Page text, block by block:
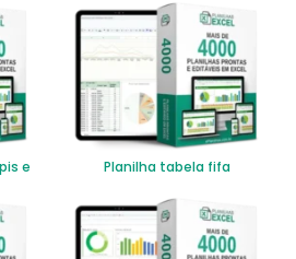
e
Planilha tabela fifa